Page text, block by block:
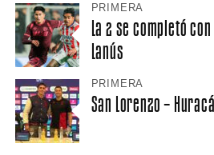
PRIMERA
La 2 se completó
Lanús
PRIMERA
San Lorenzo –